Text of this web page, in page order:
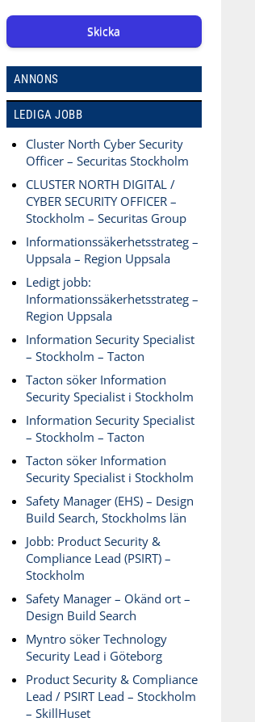
Skicka
ANNONS
LEDIGA JOBB
Cluster North Cyber Security
Officer – Securitas Stockholm
CLUSTER NORTH DIGITAL /
CYBER SECURITY OFFICER –
Stockholm – Securitas Group
Informationssäkerhetsstrateg –
Uppsala – Region Uppsala
Ledigt jobb:
Informationssäkerhetsstrateg –
Region Uppsala
Information Security Specialist
– Stockholm – Tacton
Tacton söker Information
Security Specialist i Stockholm
Information Security Specialist
– Stockholm – Tacton
Tacton söker Information
Security Specialist i Stockholm
Safety Manager (EHS) – Design
Build Search, Stockholms län
Jobb: Product Security &
Compliance Lead (PSIRT) –
Stockholm
Safety Manager – Okänd ort –
Design Build Search
Myntro söker Technology
Security Lead i Göteborg
Product Security & Compliance
Lead / PSIRT Lead – Stockholm
– SkillHuset